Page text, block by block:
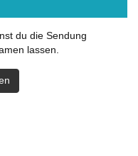
du die Sendung
lassen.